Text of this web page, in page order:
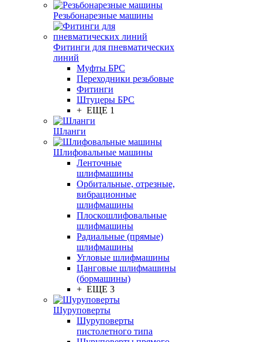
Резьбонарезные машины
Фитинги для пневматических
линий
Муфты БРС
Переходники резьбовые
Фитинги
Штуцеры БРС
+ ЕЩЕ 1
Шланги
Шлифовальные машины
Ленточные
шлифмашины
Орбитальные, отрезные,
вибрационные
шлифмашины
Плоскошлифовальные
шлифмашины
Радиальные (прямые)
шлифмашины
Угловые шлифмашины
Цанговые шлифмашины
(бормашины)
+ ЕЩЕ 3
Шуруповерты
Шуруповерты
пистолетного типа